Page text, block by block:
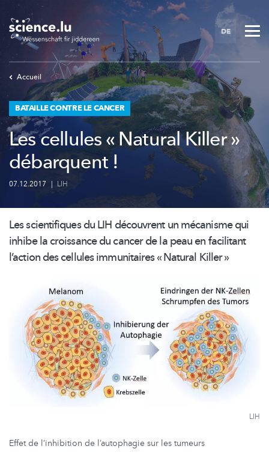
to
main
content
DE
Accueil
BATAILLE CONTRE LE CANCER
Les cellules « Natural Killer »
débarquent !
07.12.2017 | LIH
Les scientifiques du LIH découvrent un mécanisme qui
inhibe la croissance du cancer de la peau en facilitant
l’action des cellules immunitaires « Natural Killer »
LIH
Effet de l’inhibition de l’autophagie sur les tumeurs